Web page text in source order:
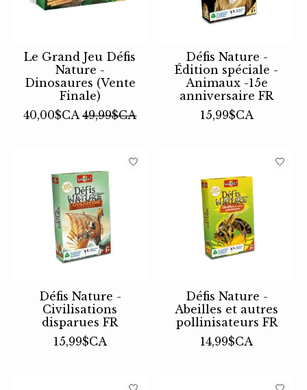
Le Grand Jeu Défis
Nature -
Dinosaures (Vente
Finale)
40,00$CA 49,99$CA
Défis Nature -
Édition spéciale -
Animaux -15e
anniversaire FR
15,99$CA
Défis Nature -
Civilisations
disparues FR
15,99$CA
Défis Nature -
Abeilles et autres
pollinisateurs FR
14,99$CA